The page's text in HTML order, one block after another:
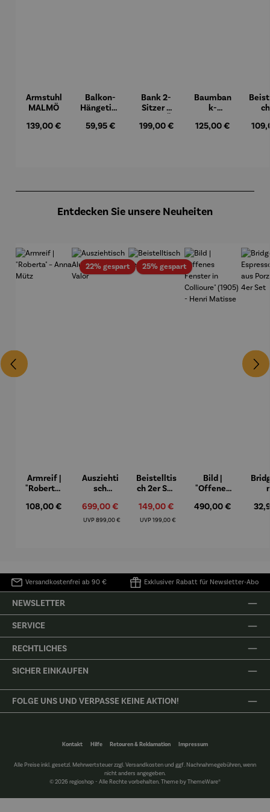
Armstuhl
MALMÖ
Regulärer Preis:
139,00 €
Balkon-
Hängetisc
BERKELE
Regulärer Preis:
59,95 €
Bank 2-
Sitzer –
Regulärer Preis:
199,00 €
Baumban
k-
Regulärer Preis:
125,00 €
Entdecken Sie unsere Neuheiten
Armreif |
"Roberta"
Mütz
Regulärer Preis:
108,00 €
22% gespartRabatt
Ausziehti
sch
m – Valor
Verkaufspreis:
699,00 €
UVP Regulärer Preis:
899,00 €
25% gespartRabatt
Beistelltis
ch 2er Set
Verkaufspreis:
149,00 €
UVPRegulärer Preis:
199,00 €
Bild |
"Offenes
Collioure"
Regulärer Preis:
490,00 €
Versandkostenfrei ab 90 € Exklusiver Rabatt für Newsletter-Abo
NEWSLETTER
SERVICE
RECHTLICHES
SICHER EINKAUFEN
FOLGE UNS UND VERPASSE KEINE AKTION!
Kontakt Hilfe Retouren & Reklamation Impressum
Alle Preise inkl. gesetzl. Mehrwertsteuer zzgl.Versandkostenund ggf. Nachnahmegebühren, wenn
nicht anders angegeben.
© 2026 regioshop - Alle Rechte vorbehalten. Theme byThemeWare®